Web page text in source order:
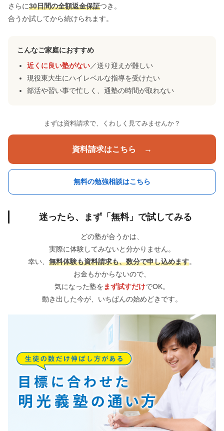
さらに30日間の全額返金保証つき。
合うか試してから続けられます。
こんなご家庭におすすめ
近くに良い塾がない／送り迎えが難しい
現役東大生にハイレベルな指導を受けたい
部活や習い事で忙しく、通塾の時間が取れない
まずは資料請求で、くわしく見てみませんか？
資料請求はこちら →
無料の勉強相談はこちら
迷ったら、まず「無料」で試してみる
どの塾が合うかは、
実際に体験してみないと分かりません。
幸い、 無料体験も資料請求も、数分で申し込めます。
お金もかからないので、
気になった塾を まず試すだけでOK。
動き出した今が、いちばんの始めどきです。